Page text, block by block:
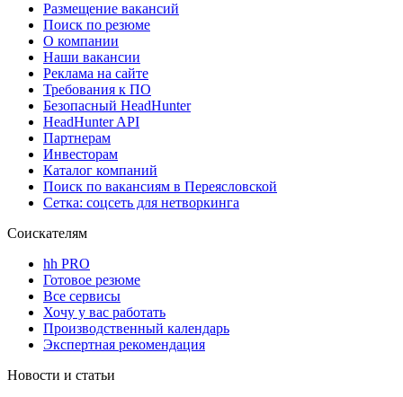
Размещение вакансий
Поиск по резюме
О компании
Наши вакансии
Реклама на сайте
Требования к ПО
Безопасный HeadHunter
HeadHunter API
Партнерам
Инвесторам
Каталог компаний
Поиск по вакансиям в Переясловской
Сетка: соцсеть для нетворкинга
Соискателям
hh PRO
Готовое резюме
Все сервисы
Хочу у вас работать
Производственный календарь
Экспертная рекомендация
Новости и статьи